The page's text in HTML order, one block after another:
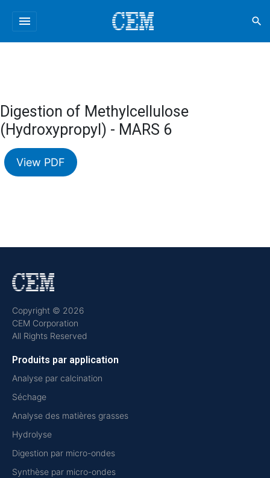
menu search
Digestion of Methylcellulose
(Hydroxypropyl) - MARS 6
View PDF
Copyright © 2026
CEM Corporation
All Rights Reserved
Produits par application
Analyse par calcination
Séchage
Analyse des matières grasses
Hydrolyse
Digestion par micro-ondes
Synthèse par micro-ondes